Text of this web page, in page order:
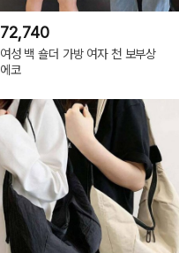
72,740
여성 백 숄더 가방 여자 천 보부상
에코